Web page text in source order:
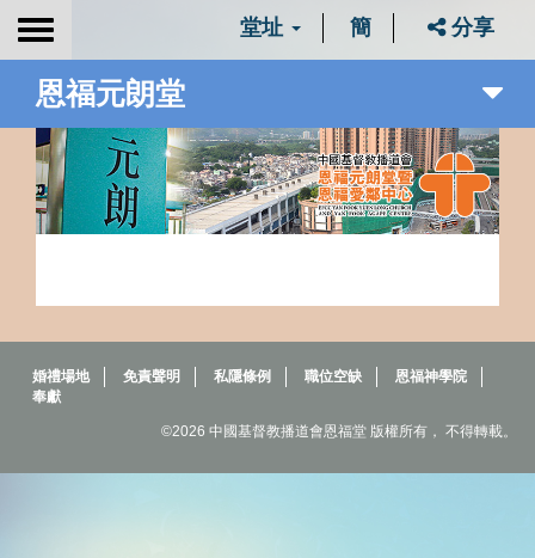
Toggle
堂址 簡 分享
恩福元朗堂
婚禮場地 免責聲明 私隱條例 職位空缺
恩福神學院
奉獻
©2026 中國基督教播道會恩福堂 版權所有， 不得轉載。